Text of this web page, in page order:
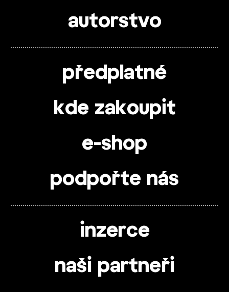
autorstvo
předplatné
kde zakoupit
e-shop
podpořte nás
inzerce
naši partneři